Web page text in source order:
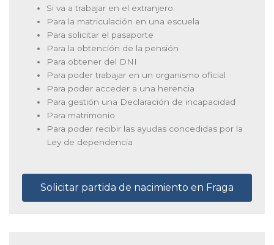
Si va a trabajar en el extranjero
Para la matriculación en una escuela
Para solicitar el pasaporte
Para la obtención de la pensión
Para obtener del DNI
Para poder trabajar en un organismo oficial
Para poder acceder a una herencia
Para gestión una Declaración de incapacidad
Para matrimonio
Para poder recibir las ayudas concedidas por la
Ley de dependencia
Solicitar partida de nacimiento en Fraga